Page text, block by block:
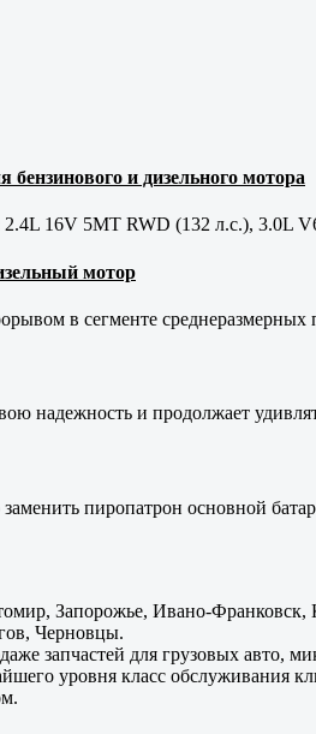
и дизельного мотора
16V 5MT RWD (132 л.с.), 3.0L
мотор
в сегменте среднеразмерных
надежность и продолжает
пиропатрон основной
Запорожье, Ивано-
Черновцы.
запчастей для грузовых
уровня класс обслуживания